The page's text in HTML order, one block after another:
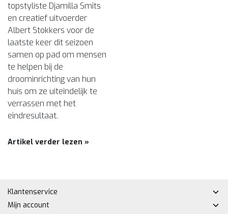
topstyliste Djamilla Smits
en creatief uitvoerder
Albert Stokkers voor de
laatste keer dit seizoen
samen op pad om mensen
te helpen bij de
droominrichting van hun
huis om ze uiteindelijk te
verrassen met het
eindresultaat.
Artikel verder lezen »
Klantenservice
Mijn account